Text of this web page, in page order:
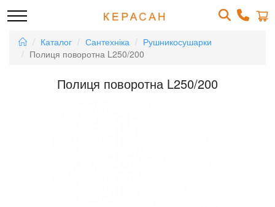
Каталог Сантехніка
Рушникосушарки
Полиця поворотна L250/200
Полиця поворотна L250/200